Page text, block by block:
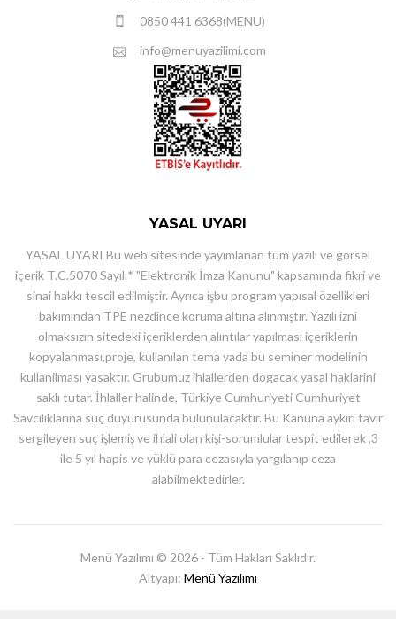
0850 441 6368(MENU)
info@menuyazilimi.com
YASAL UYARI
YASAL UYARI Bu web sitesinde yayımlanan tüm yazılı ve görsel
içerik T.C.5070 Sayılı* "Elektronik İmza Kanunu" kapsamında fikri ve
sinai hakkı tescil edilmiştir. Ayrıca işbu program yapısal özellikleri
bakımından TPE nezdince koruma altına alınmıştır. Yazılı izni
olmaksızın sitedeki içeriklerden alıntılar yapılması içeriklerin
kopyalanması,proje, kullanılan tema yada bu seminer modelinin
kullanilması yasaktır. Grubumuz ihlallerden dogacak yasal haklarini
saklı tutar. İhlaller halinde, Türkiye Cumhuriyeti Cumhuriyet
Savcılıklarına suç duyurusunda bulunulacaktır. Bu Kanuna aykırı tavır
sergileyen suç işlemiş ve ihlali olan kişi-sorumlular tespit edilerek ,3
ile 5 yıl hapis ve yüklü para cezasıyla yargılanıp ceza
alabilmektedirler.
Menü Yazılımı © 2026 - Tüm Hakları Saklıdır.
Altyapı: Menü Yazılımı